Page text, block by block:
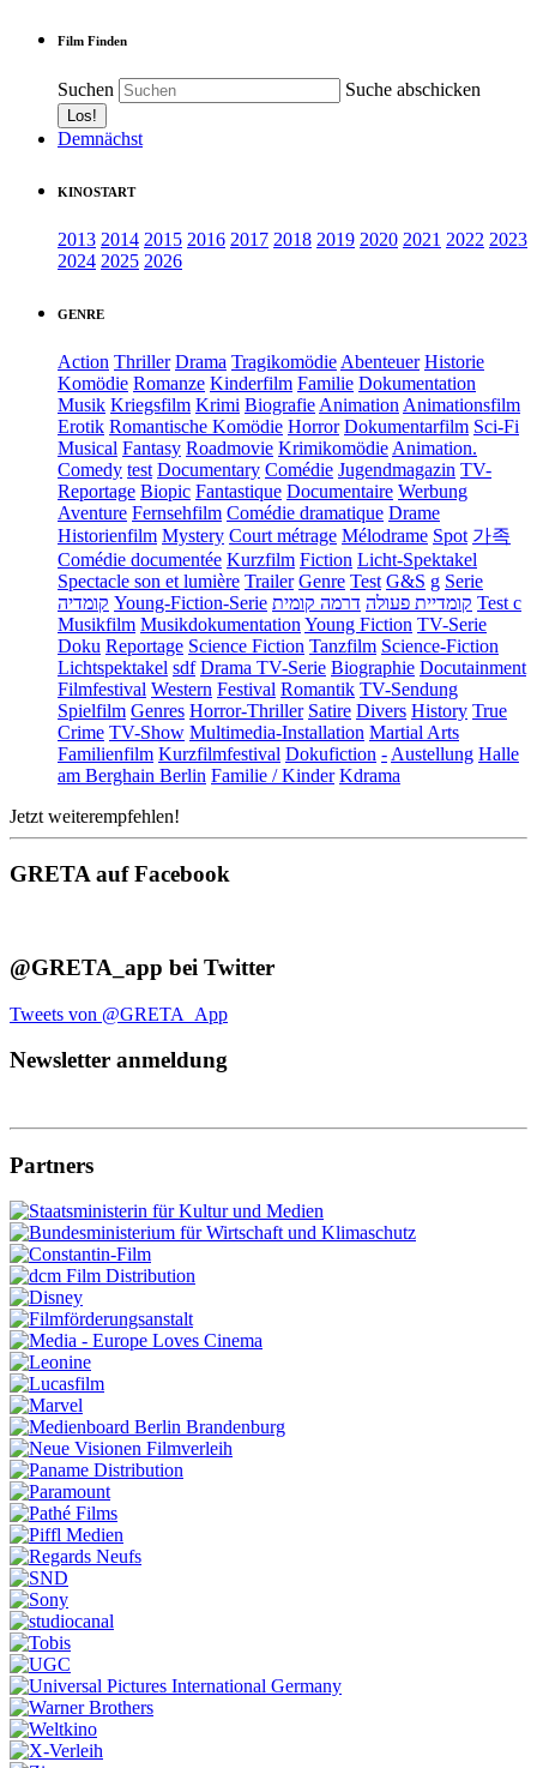
Film Finden
Suchen Suche abschicken
Demnächst
KINOSTART
2013 2014 2015 2016 2017 2018 2019 2020 2021 2022 2023
2024 2025 2026
GENRE
Action Thriller Drama Tragikomödie Abenteuer Historie
Komödie Romanze Kinderfilm Familie Dokumentation
Musik Kriegsfilm Krimi Biografie Animation Animationsfilm
Erotik Romantische Komödie Horror Dokumentarfilm Sci-Fi
Musical Fantasy Roadmovie Krimikomödie Animation.
Comedy test Documentary Comédie Jugendmagazin TV-
Reportage Biopic Fantastique Documentaire Werbung
Aventure Fernsehfilm Comédie dramatique Drame
Historienfilm Mystery Court métrage Mélodrame Spot 가족
Comédie documentée Kurzfilm Fiction Licht-Spektakel
Spectacle son et lumière Trailer Genre Test G&S g Serie
קומדיה Young-Fiction-Serie קומדיית פעולה דרמה קומית
Test c
Musikfilm Musikdokumentation Young Fiction TV-Serie
Doku Reportage Science Fiction Tanzfilm Science-Fiction
Lichtspektakel sdf Drama TV-Serie Biographie Docutainment
Filmfestival Western Festival Romantik TV-Sendung
Spielfilm Genres Horror-Thriller Satire Divers History True
Crime TV-Show Multimedia-Installation Martial Arts
Familienfilm Kurzfilmfestival Dokufiction - Austellung Halle
am Berghain Berlin Familie / Kinder Kdrama
Jetzt weiterempfehlen!
GRETA auf Facebook
@GRETA_app bei Twitter
Tweets von @GRETA_App
Newsletter anmeldung
Partners